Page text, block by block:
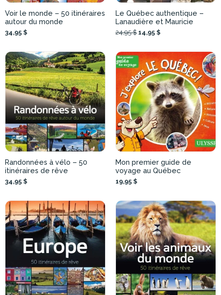
Voir le monde – 50 itinéraires
autour du monde
34,95 $
Le Québec authentique –
Lanaudière et Mauricie
24,95 $ 14,95 $
Randonnées à vélo – 50
itinéraires de rêve
34,95 $
Mon premier guide de
voyage au Québec
19,95 $